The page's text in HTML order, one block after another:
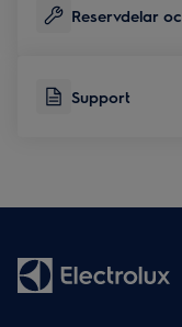
Reservdelar
Support